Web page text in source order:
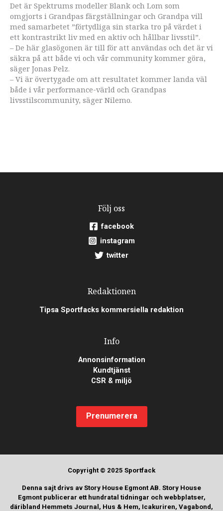
Det är Spektrums modeller Blank och Lom som
omgjorts i Grandpas färgställningar och Grandpa vill
med samarbetet ”förtydliga sin starka tro på värdet i
ett kontrastrikt liv med en aktiv och hållbar livsstil”.
– De här glasögonen är till för att användas och det är vi
säkra på att både vi och vår community kommer göra,
säger Jonas Pelz.
– Vi är övertygade om att resultatet kommer landa väl
både i vår performance-värld och Grandpas
livsstilscommunity, säger Nilemo.
Följ oss
facebook
instagram
twitter
Redaktionen
Tipsa Sportfacks kommersiella redaktion
Info
Annonsinformation
Kundtjänst
CSR & miljö
Prenumerera
Copyright © 2025 Sportfack
Denna sajt drivs av Story House Egmont AB. Story House
Egmont publicerar ett hundratal tidningar och webbplatser,
däribland Hemmets Journal, Hus & Hem, Icakuriren, Vagabond,